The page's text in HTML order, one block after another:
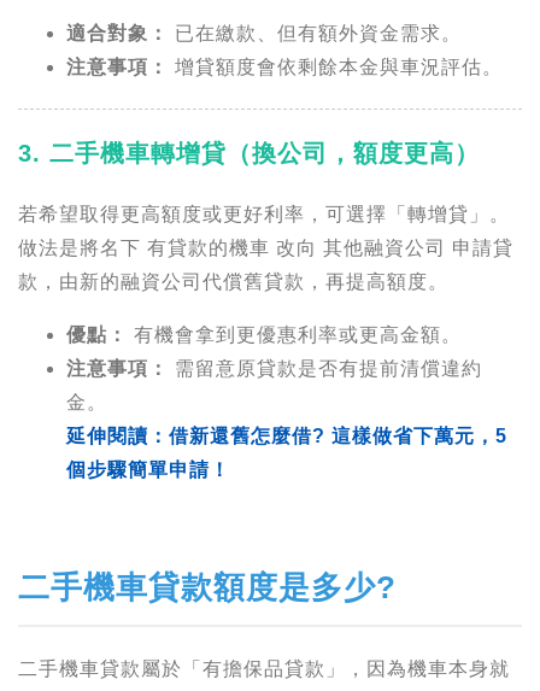
適合對象：
已在繳款、但有額外資金需求。
注意事項：
增貸額度會依剩餘本金與車況評估。
3. 二手機車轉增貸（換公司，額度更高）
若希望取得更高額度或更好利率，可選擇「轉增貸」。
做法是將名下 有貸款的機車 改向 其他融資公司 申請貸
款，由新的融資公司代償舊貸款，再提高額度。
優點：
有機會拿到更優惠利率或更高金額。
注意事項：
需留意原貸款是否有提前清償違約
金。
延伸閱讀：借新還舊怎麼借? 這樣做省下萬元，5
個步驟簡單申請！
二手機車貸款額度是多少?
二手機車貸款屬於「有擔保品貸款」，因為機車本身就